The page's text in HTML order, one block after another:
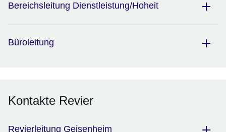
Bereichsleitung Dienstleistung/Hoheit
Büroleitung
Kontakte Revier
Revierleitung Geisenheim